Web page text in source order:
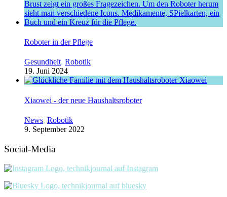
Roboter in der Pflege
Gesundheit, Robotik
19. Juni 2024
Xiaowei - der neue Haushaltsroboter
News, Robotik
9. September 2022
Social-Media